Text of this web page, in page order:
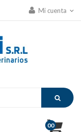
Mi cuenta
00